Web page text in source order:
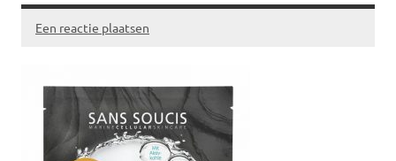
Een reactie plaatsen